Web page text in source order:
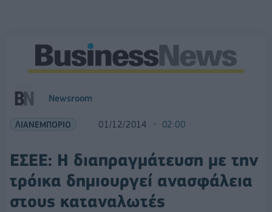
Newsroom
ΛΙΑΝΕΜΠΟΡΙΟ 01/12/2014 02:00
ΕΣΕΕ: Η διαπραγμάτευση με την
τρόικα δημιουργεί ανασφάλεια
στους καταναλωτές